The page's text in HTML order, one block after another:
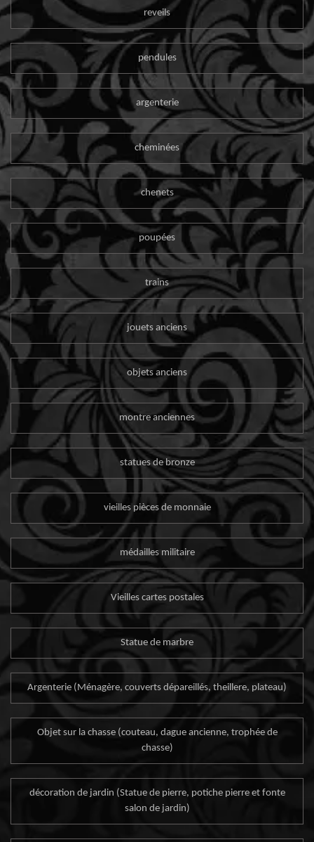
reveils
pendules
argenterie
cheminées
chenets
poupées
trains
jouets anciens
objets anciens
montre anciennes
statues de bronze
vieilles pièces de monnaie
médailles militaire
Vieilles cartes postales
Statue de marbre
Argenterie (Ménagère, couverts dépareillés, theillere, plateau)
Objet sur la chasse (couteau, dague ancienne, trophée de
chasse)
décoration de jardin (Statue de pierre, potiche pierre et fonte
salon de jardin)